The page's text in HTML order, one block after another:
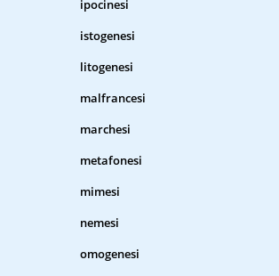
ipocinesi
istogenesi
litogenesi
malfrancesi
marchesi
metafonesi
mimesi
nemesi
omogenesi